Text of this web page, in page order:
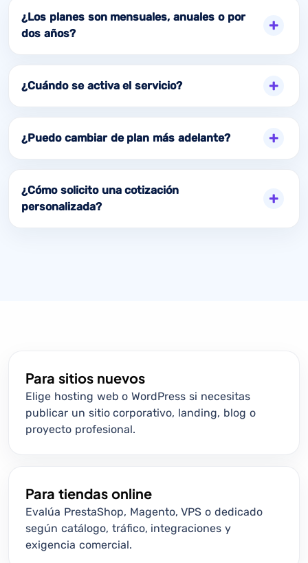
¿Los planes son mensuales, anuales o por
dos años?
¿Cuándo se activa el servicio?
¿Puedo cambiar de plan más adelante?
¿Cómo solicito una cotización
personalizada?
Para sitios nuevos
Elige hosting web o WordPress si necesitas
publicar un sitio corporativo, landing, blog o
proyecto profesional.
Para tiendas online
Evalúa PrestaShop, Magento, VPS o dedicado
según catálogo, tráfico, integraciones y
exigencia comercial.